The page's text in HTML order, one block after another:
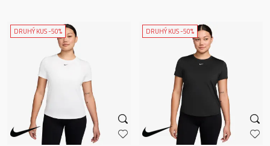
DRUHÝ KUS -50% DRUHÝ KUS -50%